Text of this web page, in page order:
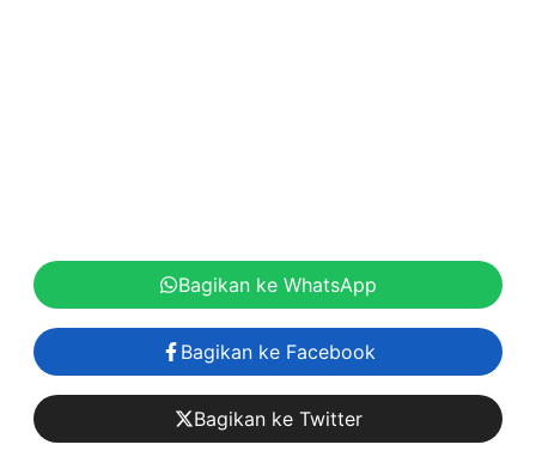
Bagikan ke WhatsApp
Bagikan ke Facebook
Bagikan ke Twitter